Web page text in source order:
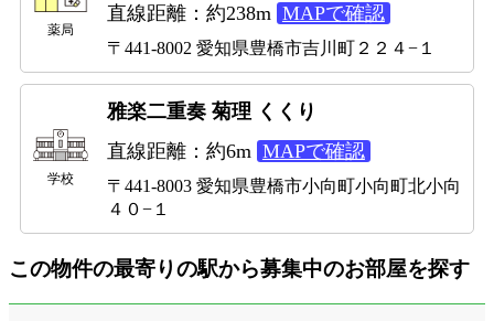
薬局
直線距離：約238m MAPで確認
〒441-8002 愛知県豊橋市吉川町２２４−１
学校
雅楽二重奏 菊理 くくり
直線距離：約6m MAPで確認
〒441-8003 愛知県豊橋市小向町小向町北小向
４０−１
この物件の最寄りの駅から募集中のお部屋を探す